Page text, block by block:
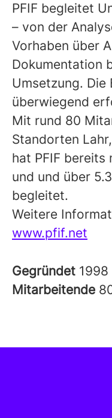
PFIF begleitet
– von der
Vorhaben über
Dokumentation
Umsetzung.
überwiegend
Mit rund 80
Standorten
hat PFIF bereits
und und über
begleitet.
Weitere
www.pfif.net
Gegründet 1998
Mitarbeitende